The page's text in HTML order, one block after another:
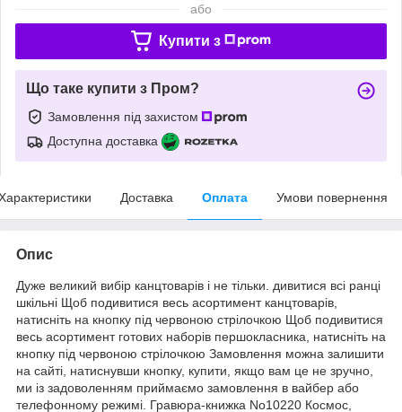
або
Купити з
Що таке купити з Пром?
Замовлення під захистом
Доступна доставка
Доставка Оплата Умови повернення
Опис
Дуже великий вибір канцтоварів і не тільки. дивитися всі ранці
шкільні Щоб подивитися весь асортимент канцтоварів,
натисніть на кнопку під червоною стрілочкою Щоб подивитися
весь асортимент готових наборів першокласника, натисніть на
кнопку під червоною стрілочкою Замовлення можна залишити
на сайті, натиснувши кнопку, купити, якщо вам це не зручно,
ми із задоволенням приймаємо замовлення в вайбер або
телефонному режимі. Гравюра-книжка No10220 Космос,